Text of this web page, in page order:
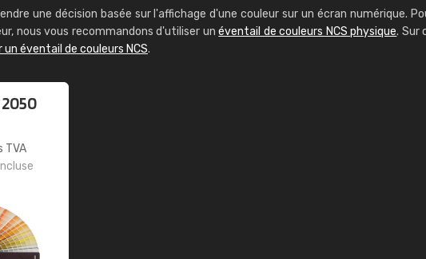
une décision basée sur l'affichage d'une couleur sur un écran numérique.
nous vous recommandons d'utiliser unéventail de couleurs NCS physique. Sur
éventail de couleurs NCS.
TVA